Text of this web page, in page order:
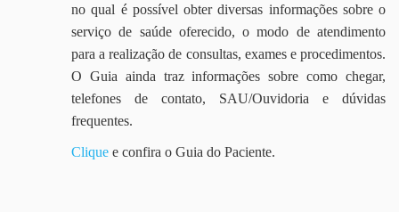
no qual é possível obter diversas informações sobre o
serviço de saúde oferecido, o modo de atendimento
para a realização de consultas, exames e procedimentos.
O Guia ainda traz informações sobre como chegar,
telefones de contato, SAU/Ouvidoria e dúvidas
frequentes.
Clique e confira o Guia do Paciente.